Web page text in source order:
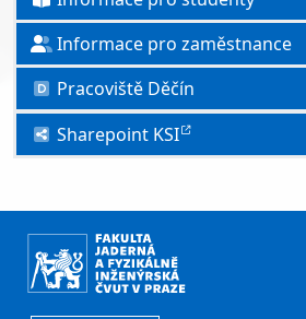
Informace pro zaměstnance
Pracoviště Děčín
Sharepoint KSI